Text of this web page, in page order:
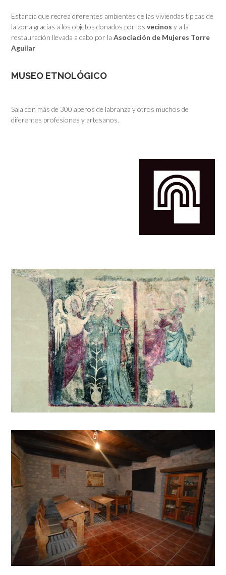
Estancia que recrea diferentes ambientes de las viviendas típicas de
la zona gracias a los objetos donados por los vecinos y a la
restauración llevada a cabo por la Asociación de Mujeres Torre
Aguilar
MUSEO ETNOLÓGICO
Sala con más de 300 aperos de labranza y otros muchos de
diferentes profesiones y artesanos.